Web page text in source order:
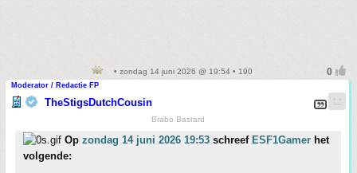
• zondag 14 juni 2026 @ 19:54 • 190
Moderator / Redactie FP
TheStigsDutchCousin
Brabo Bastard
Op zondag 14 juni 2026 19:53 schreef ESF1Gamer het
volgende: